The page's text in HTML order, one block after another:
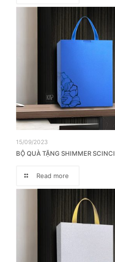
15/09/2023
BỘ QUÀ TẶNG SHIMMER SCINCI
Read more